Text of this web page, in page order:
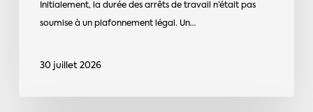
Initialement, la durée des arrêts de travail n’était pas
soumise à un plafonnement légal. Un…
30 juillet 2026